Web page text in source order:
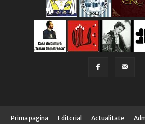
Prima pagina Editorial Actualitate